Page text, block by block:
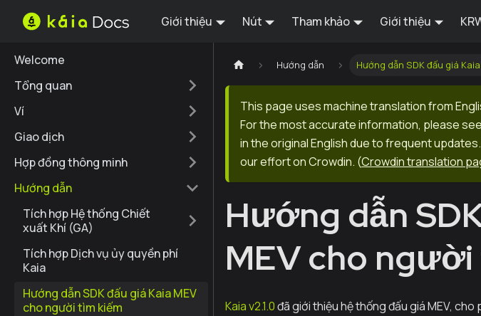
Giới thiệu Nút Tham khảo Giới thiệu
Welcome
Tổng quan
Ví
Giao dịch
Hợp đồng thông minh
Hướng dẫn
Tích hợp Hệ thống Chiết
xuất Khí (GA)
Tích hợp Dịch vụ ủy quyền phí
Kaia
Hướng dẫn SDK đấu giá Kaia MEV
cho người tìm kiếm
Hướng dẫn Hướng dẫn SDK đấu giá
This page uses machine translation from
For the most accurate information, please
in the original English due to frequent
our effort on Crowdin. (Crowdin translation
Hướng dẫn
MEV cho
Kaia v2.1.0đã giới thiệu hệ thống đấu giá MEV,